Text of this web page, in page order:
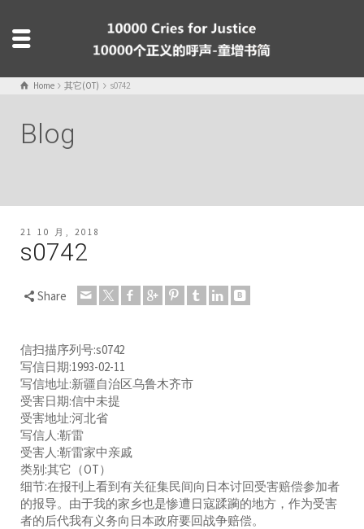
Home 其它(OT) s0742
Blog
21 10 月, 2018
s0742
Share
信扫描序列号:s0742
写信日期:1993-02-11
写信地址:新疆自治区乌鲁木齐市
受害日期:信中未提
受害地址:河北省
写信人:靳雷
受害人:靳雷家中亲戚
类别:其它（OT）
细节:在报刊上看到有关征集民间向日本讨回受害赔偿参加者
的报导。由于我的家乡也是惨遭日寇蹂躏的地方，作为受害
者的后代我有义务向日本政府要回战争赔偿。